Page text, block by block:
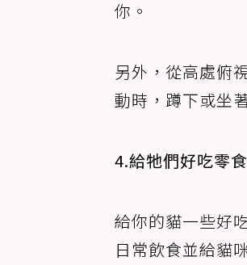
你。
另外，從高處俯
動時，蹲下或坐
4.給牠們好吃零
給你的貓一些好
日常飲食並給貓